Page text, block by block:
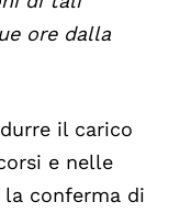
ore dalla
il carico
e nelle
la conferma di